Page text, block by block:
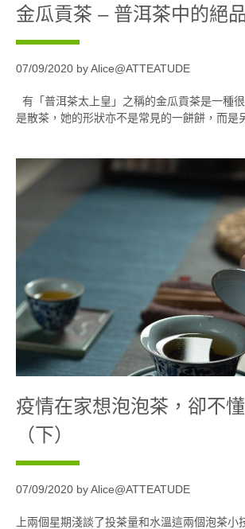
金瓜貢茶 – 普洱茶中的絕
07/09/2020 by Alice@ATTEATUDE
有「普洱茶太上皇」之稱的金瓜貢茶是一種
是散茶，她的形狀亦不是常見的一餅餅，而是
疫情在家想泡泡茶，卻不
（下）
07/09/2020 by Alice@ATTEATUDE
上兩個星期淺談了投茶量和水溫這兩個泡茶小